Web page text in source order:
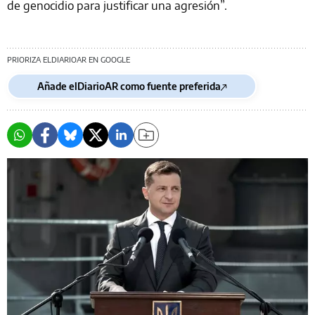
de genocidio para justificar una agresión”.
PRIORIZA ELDIARIOAR EN GOOGLE
Añade elDiarioAR como fuente preferida